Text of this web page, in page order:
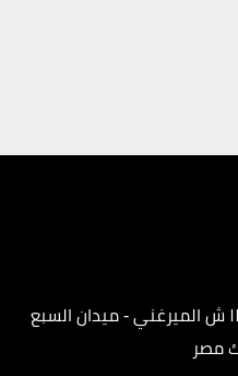
مصر الجديدة ١٢٩ ش الميرغني - ميدان السبع
مصر